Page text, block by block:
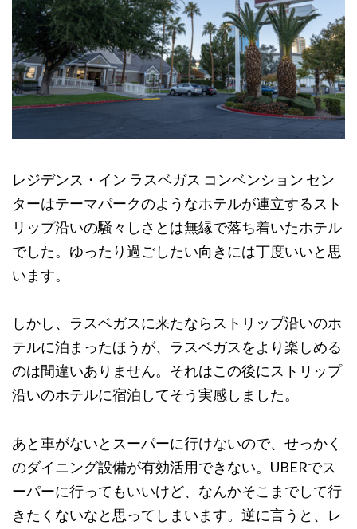
レジデンス・イン ラスベガス コンベンション セン
ターはテーマパークのようなホテルが連立するスト
リップ沿いの騒々しさとは無縁で落ち着いたホテル
でした。ゆったり過ごしたい向きには丁度いいと思
います。
しかし、ラスベガスに来たならストリップ沿いのホ
テルに泊まったほうが、ラスベガスをより楽しめる
のは間違いありません。それはこの後にストリップ
沿いのホテルに宿泊してそう実感しました。
あと車がないとスーパーに行けないので、せっかく
のダイニング設備が有効活用できない。UBERでス
ーパーに行ってもいいけど、なんかそこまでして行
きたくないなと思ってしまいます。逆に言うと、レ